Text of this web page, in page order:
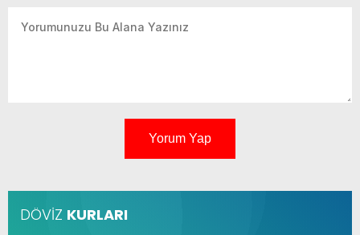
Yorum Yap
DÖVİZ KURLARI